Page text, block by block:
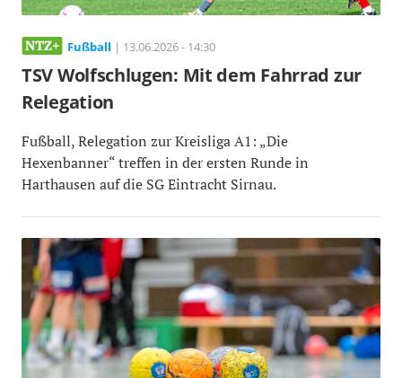
Fußball | 13.06.2026 - 14:30
TSV Wolfschlugen: Mit dem Fahrrad zur
Relegation
Fußball, Relegation zur Kreisliga A1: „Die
Hexenbanner“ treffen in der ersten Runde in
Harthausen auf die SG Eintracht Sirnau.